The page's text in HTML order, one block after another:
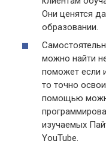
Они ценятся
образовании.
можно найти
поможет если
то точно
помощью
изучаемых
YouTube.